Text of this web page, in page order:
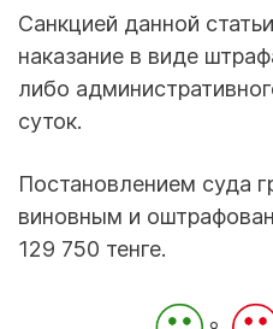
Санкцией данной
наказание в виде
либо
суток.
Постановлением суда
виновным и
129 750 тенге.